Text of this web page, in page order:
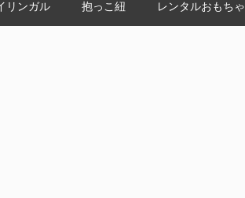
リンガル 抱っこ紐 レンタルおもちゃ